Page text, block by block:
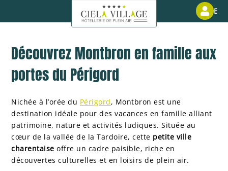
Découvrez Montbron en famille aux
portes du Périgord
Nichée à l’orée du Périgord, Montbron est une
destination idéale pour des vacances en famille alliant
patrimoine, nature et activités ludiques. Située au
cœur de la vallée de la Tardoire, cette petite ville
charentaise offre un cadre paisible, riche en
découvertes culturelles et en loisirs de plein air.